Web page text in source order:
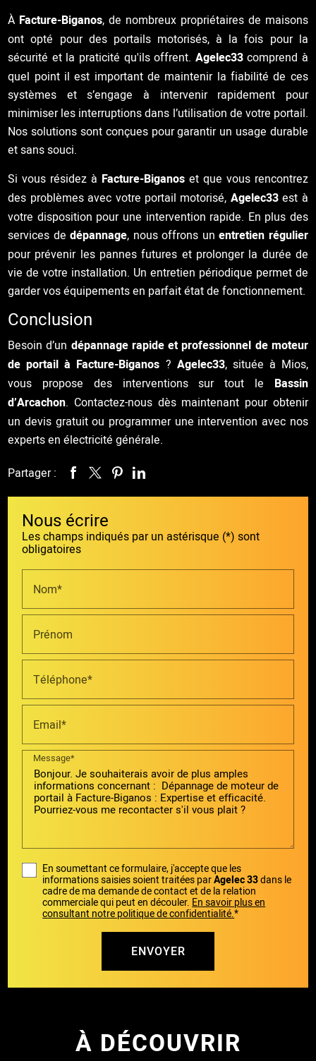
À Facture-Biganos, de nombreux propriétaires de maisons
ont opté pour des portails motorisés, à la fois pour la
sécurité et la praticité qu'ils offrent. Agelec33comprend à
quel point il est important de maintenir la fiabilité de ces
systèmes et s’engage à intervenir rapidement pour
minimiser les interruptions dans l’utilisation de votre portail.
Nos solutions sont conçues pour garantir un usage durable
et sans souci.
Si vous résidez à Facture-Biganos et que vous rencontrez
des problèmes avec votre portail motorisé, Agelec33est à
votre disposition pour une intervention rapide. En plus des
services dedépannage, nous offrons unentretien régulier
pour prévenir les pannes futures et prolonger la durée de
vie de votre installation. Un entretien périodique permet de
garder vos équipements en parfait état de fonctionnement.
Conclusion
Besoin d’un dépannage rapide et professionnel de moteur
de portail à Facture-Biganos ? Agelec33, située à Mios,
vous propose des interventions sur tout le Bassin
d’Arcachon. Contactez-nous dès maintenant pour obtenir
un devis gratuit ou programmer une intervention avec nos
experts en électricité générale.
Partager :
Nous écrire
Les champs indiqués par un astérisque (*) sont
obligatoires
Nom*
Prénom
Téléphone*
Email*
Message*
En soumettant ce formulaire, j'accepte que les
informations saisies soient traitées parAgelec 33dans le
cadre de ma demande de contact et de la relation
commerciale qui peut en découler. En savoir plus en
consultant notre politique de confidentialité.*
À DÉCOUVRIR